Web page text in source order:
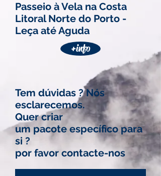
Passeio à Vela na Costa
Litoral Norte do Porto -
Leça até Aguda
+info
Tem dúvidas ? Nós
esclarecemos.
Quer criar
um pacote específico para
si ?
por favor contacte-nos